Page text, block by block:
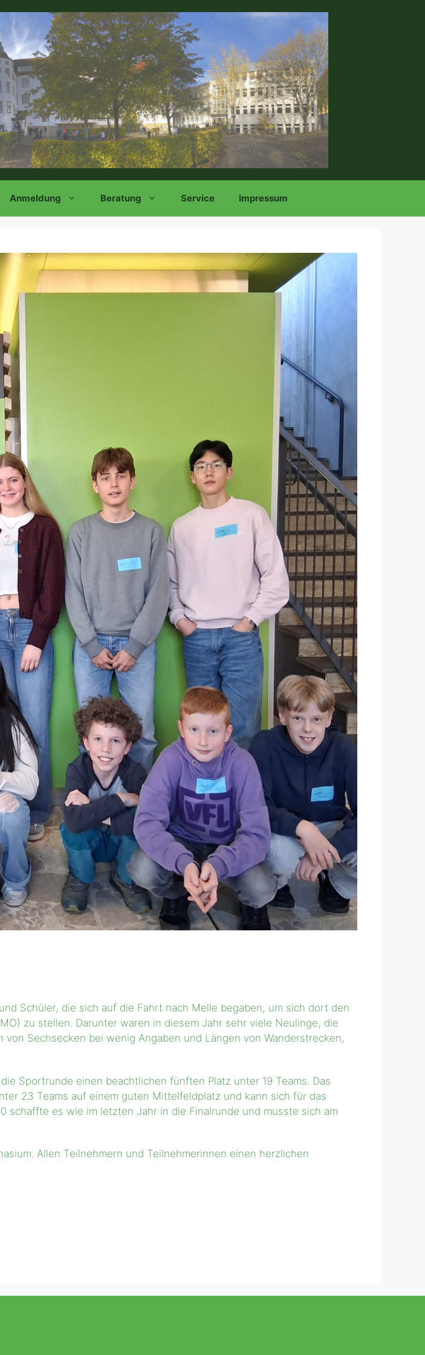
Anmeldung Beratung Service Impressum
Schüler, die sich auf die Fahrt nach Melle begaben, um sich dort den
zu stellen. Darunter waren in diesem Jahr sehr viele Neulinge, die
Sechsecken bei wenig Angaben und Längen von Wanderstrecken,
Sportrunde einen beachtlichen fünften Platz unter 19 Teams. Das
23 Teams auf einem guten Mittelfeldplatz und kann sich für das
schaffte es wie im letzten Jahr in die Finalrunde und musste sich am
Allen Teilnehmern und Teilnehmerinnen einen herzlichen